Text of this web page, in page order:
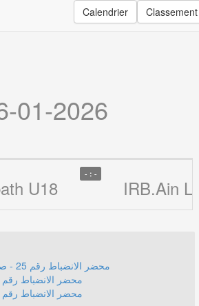
Calendrier Classement
01-2026
U18
- : -
IRB.Ain
محضر الانضباط رقم 25 - صنف الأكابر
محضر الانضباط رقم 24 -
محضر الانضباط رقم 23 - شبان